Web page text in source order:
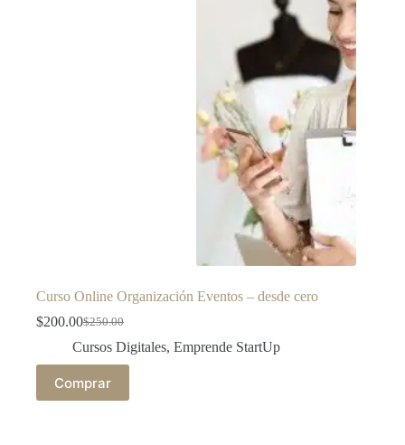
Curso Online Organización Eventos – desde cero
$250.00
$200.00
Cursos Digitales, Emprende StartUp
Comprar